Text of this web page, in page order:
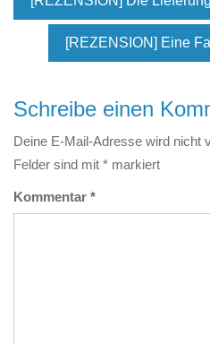
[REZENSION] Eine
Schreibe einen
Deine E-Mail-Adresse wird nicht
Felder sind mit * markiert
Kommentar *